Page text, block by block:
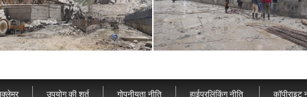
उपयोग की शर्त गोपनीयता नीति हाईपरलिंकिंग नीति कॉपीराइट